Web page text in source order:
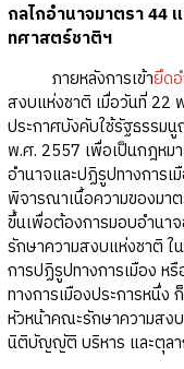
กลไกอำนาจมาตรา 44
ทศาสตร์ชาติฯ
ภายหลังการเข้ายึด
สงบแห่งชาติ เมื่อวันที่ 22
ประกาศบังคับใช้รัฐธรรม
พ.ศ. 2557 เพื่อเป็นกฎหม
อำนาจและปฏิรูปทางการเ
พิจารณาเนื้อความของมา
ขึ้นเพื่อต้องการมอบอำนา
รักษาความสงบแห่งชาติ ใ
การปฏิรูปทางการเมือง
ทางการเมืองประการหนึ่ง
หัวหน้าคณะรักษาความสง
นิติบัญญัติ บริหาร และตุล